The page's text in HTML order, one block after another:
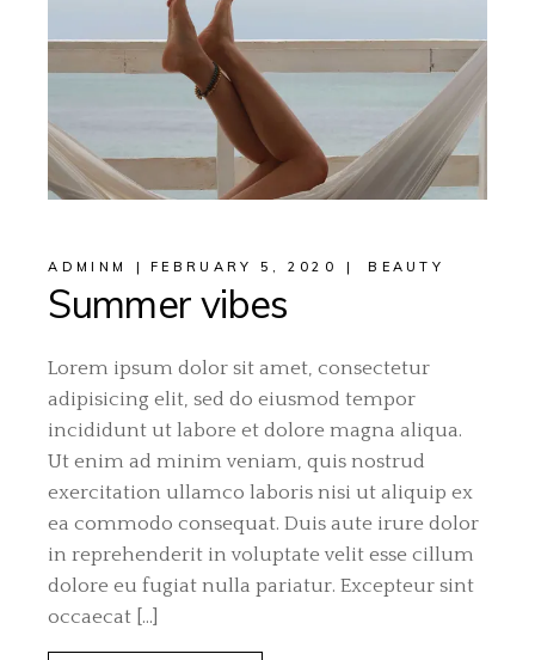
ADMINM FEBRUARY 5, 2020 BEAUTY
Summer vibes
Lorem ipsum dolor sit amet, consectetur
adipisicing elit, sed do eiusmod tempor
incididunt ut labore et dolore magna aliqua.
Ut enim ad minim veniam, quis nostrud
exercitation ullamco laboris nisi ut aliquip ex
ea commodo consequat. Duis aute irure dolor
in reprehenderit in voluptate velit esse cillum
dolore eu fugiat nulla pariatur. Excepteur sint
occaecat […]